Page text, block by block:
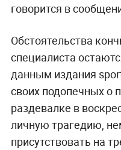
говорится в
Обстоятельства
специалиста
данным издания
своих подопечных о
раздевалке в
личную трагедию,
присутствовать на